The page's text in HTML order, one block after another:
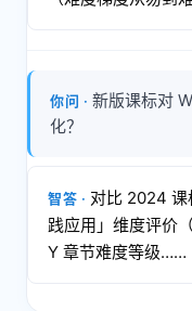
新版课标对
化？
对比 2024 课
践应用」维度评价
Y 章节难度等级……